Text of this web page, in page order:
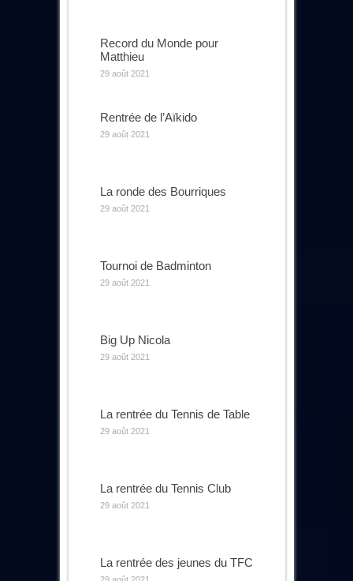
Record du Monde pour
Matthieu
29 août 2021
Rentrée de l’Aïkido
29 août 2021
La ronde des Bourriques
29 août 2021
Tournoi de Badminton
29 août 2021
Big Up Nicola
29 août 2021
La rentrée du Tennis de Table
29 août 2021
La rentrée du Tennis Club
29 août 2021
La rentrée des jeunes du TFC